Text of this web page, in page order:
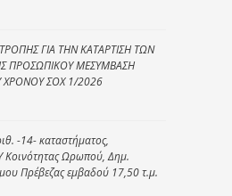
ΓΙΑ ΤΗΝ ΚΑΤΑΡΤΙΣΗ ΤΩΝ
ΠΡΟΣΩΠΙΚΟΥ ΜΕΣΥΜΒΑΣΗ
ΧΡΟΝΟΥ ΣΟΧ 1/2026
-14- καταστήματος,
Ωρωπού, Δημ.
Πρέβεζας εμβαδού 17,50 τ.μ.